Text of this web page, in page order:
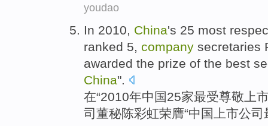
youdao
In 2010, China's 25 most
ranked 5, company secretaries
awarded the prize of the best
China".
在“2010年中国25家最受尊敬 上
司 董秘陈彩虹荣膺“中国上市公司